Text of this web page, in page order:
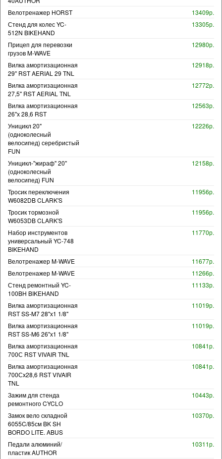
Велотренажер HORST
13409р.
Стенд для колес YC-
512N BIKEHAND
13305р.
Прицеп для перевозки
грузов M-WAVE
12980р.
Вилка амортизационная
29" RST AERIAL 29 TNL
12918р.
Вилка амортизационная
27,5" RST AERIAL TNL
12772р.
Вилка амортизационная
26"х 28,6 RST
12563р.
Уницикл 20"
(одноколесный
велосипед) серебристый
FUN
12226р.
Уницикл-"жираф" 20"
(одноколесный
велосипед) FUN
12158р.
Тросик переключения
W6082DB CLARK'S
11956р.
Тросик тормозной
W6053DB CLARK'S
11956р.
Набор инструментов
универсальный YC-748
BIKEHAND
11770р.
Велотренажер M-WAVE
11677р.
Велотренажер M-WAVE
11266р.
Стенд ремонтный YC-
100BH BIKEHAND
11133р.
Вилка амортизационная
RST SS-M7 28"х1 1/8"
11019р.
Вилка амортизационная
RST SS-M6 26"х1 1/8"
11019р.
Вилка амортизационная
700С RST VIVAIR TNL
10841р.
Вилка амортизационная
700Сх28,6 RST VIVAIR
TNL
10841р.
Зажим для стенда
ремонтного CYCLO
10443р.
Замок вело складной
6055C/85см BK SH
BORDO LITE. ABUS
10370р.
Педали алюминий/
пластик AUTHOR
10311р.